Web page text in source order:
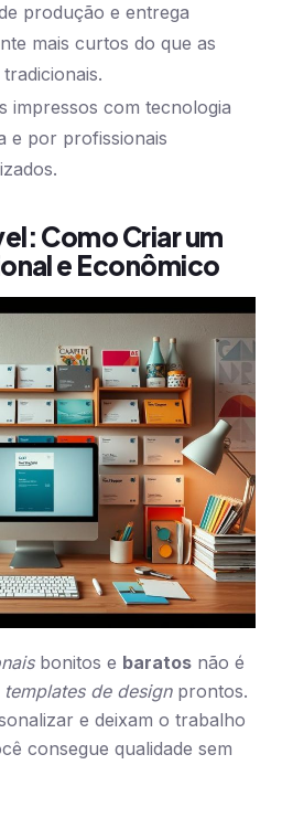
produção e entrega
mais curtos do que as
impressos com tecnologia
e por profissionais
Como Criar um
e Econômico
bonitos e baratos não é
templates de designprontos.
e deixam o trabalho
consegue qualidade sem